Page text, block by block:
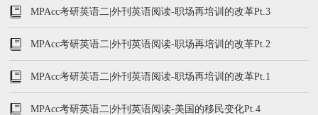
MPAcc考研英语二|外刊英语阅读-职场再培训的改革Pt.3
MPAcc考研英语二|外刊英语阅读-职场再培训的改革Pt.2
MPAcc考研英语二|外刊英语阅读-职场再培训的改革Pt.1
MPAcc考研英语二|外刊英语阅读-美国的移民变化Pt.4